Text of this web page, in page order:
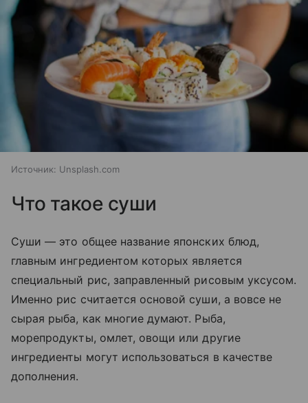
Источник: Unsplash.com
Что такое суши
Суши — это общее название японских блюд,
главным ингредиентом которых является
специальный рис, заправленный рисовым уксусом.
Именно рис считается основой суши, а вовсе не
сырая рыба, как многие думают. Рыба,
морепродукты, омлет, овощи или другие
ингредиенты могут использоваться в качестве
дополнения.